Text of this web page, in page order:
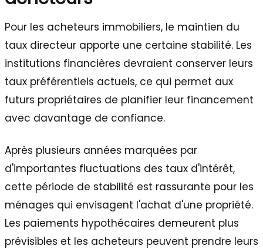
Pour les acheteurs immobiliers, le maintien du
taux directeur apporte une certaine stabilité. Les
institutions financières devraient conserver leurs
taux préférentiels actuels, ce qui permet aux
futurs propriétaires de planifier leur financement
avec davantage de confiance.
Après plusieurs années marquées par
d'importantes fluctuations des taux d'intérêt,
cette période de stabilité est rassurante pour les
ménages qui envisagent l'achat d'une propriété.
Les paiements hypothécaires demeurent plus
prévisibles et les acheteurs peuvent prendre leurs